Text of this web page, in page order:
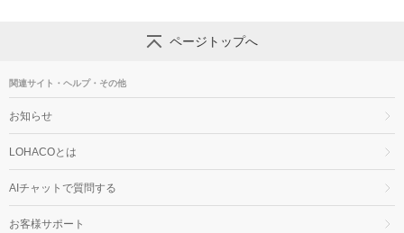
ページトップへ
関連サイト・ヘルプ・その他
お知らせ
LOHACOとは
AIチャットで質問する
お客様サポート